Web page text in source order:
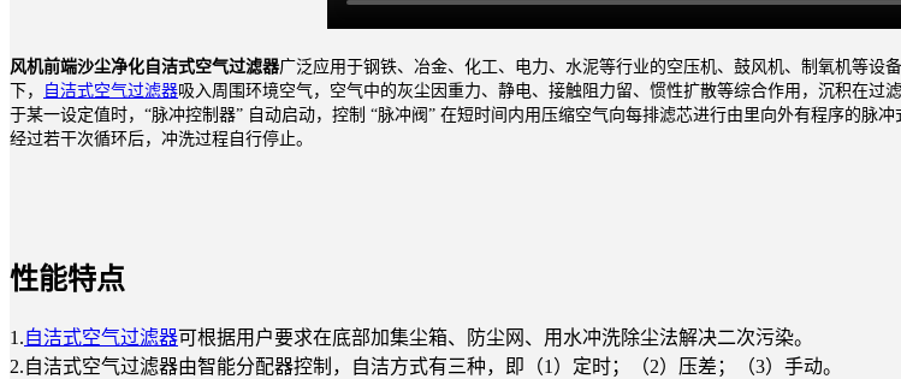
风机前端沙尘净化自洁式空气过滤器广泛应用于钢铁、冶金、化工、电力、水泥等行业的空压机、鼓风机、制氧机等
下，
自洁式空气过滤器吸入周围环境空气，空气中的灰尘因重力、静电、接触阻力留、惯性扩散等综合作用，沉积在
于某一设定值时，“脉冲控制器” 自动启动，控制 “脉冲阀” 在短时间内用压缩空气向每排滤芯进行由里向外有程序的
经过若干次循环后，冲洗过程自行停止。
性能特点
1.自洁式空气过滤器可根据用户要求在底部加集尘箱、防尘网、用水冲洗除尘法解决二次污染。
2.自洁式空气过滤器由智能分配器控制，自洁方式有三种，即（1）定时；（2）压差；（3）手动。